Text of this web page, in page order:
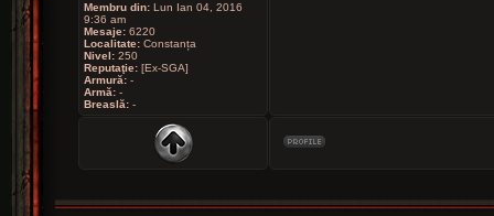
Membru din: Lun Ian 04, 2016
9:36 am
Mesaje: 6220
Localitate: Constanța
Nivel: 250
Reputaţie: [Ex-SGA]
Armură: -
Armă: -
Breaslă: -